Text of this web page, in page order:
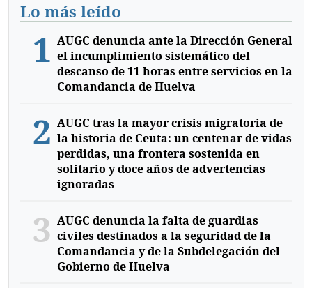
Lo más leído
1 AUGC denuncia ante la Dirección General
el incumplimiento sistemático del
descanso de 11 horas entre servicios en la
Comandancia de Huelva
2 AUGC tras la mayor crisis migratoria de
la historia de Ceuta: un centenar de vidas
perdidas, una frontera sostenida en
solitario y doce años de advertencias
ignoradas
3 AUGC denuncia la falta de guardias
civiles destinados a la seguridad de la
Comandancia y de la Subdelegación del
Gobierno de Huelva